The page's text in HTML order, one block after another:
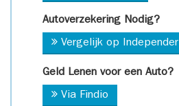
Autoverzekering Nodig?
Vergelijk op Independer
Geld Lenen voor een Auto?
Via Findio